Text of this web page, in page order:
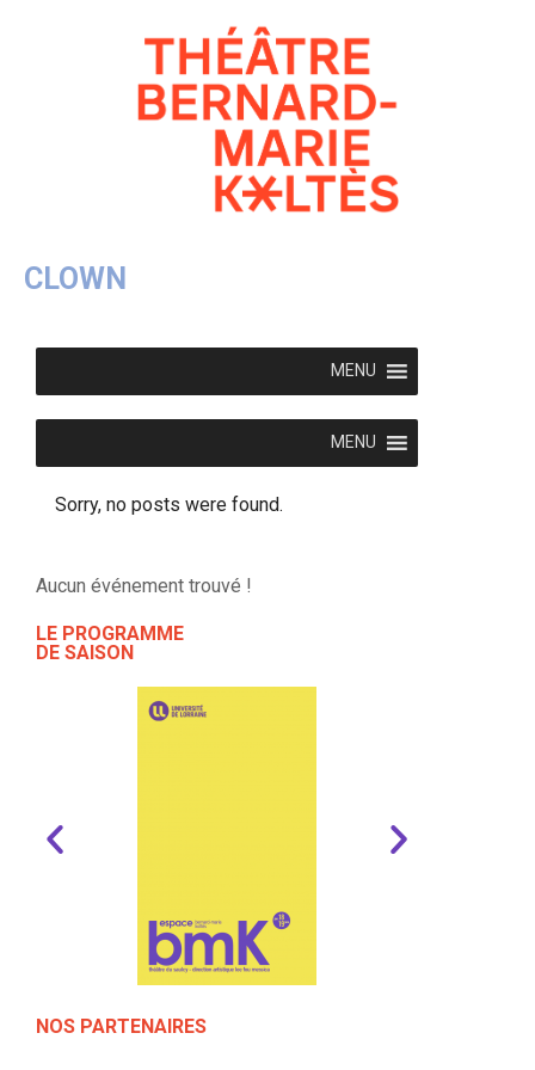
CLOWN
MENU
MENU
Sorry, no posts were found.
Aucun événement trouvé !
LE PROGRAMME
DE SAISON
NOS PARTENAIRES